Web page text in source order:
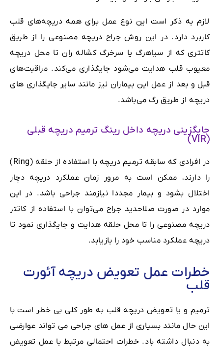
لازم به ذکر است این نوع عمل برای همه دریچه‌های قلب
کاربرد دارد. در این روش جراح دریچه مصنوعی را از طریق
کاتتری که از سیاهرگ یا سرخرگ کشاله ران تا محل دریچه
معیوب قلب هدایت می‌شود جایگذاری می‌کند. مراقبت‌های
قبل و بعد از عمل این بیماران نیز مانند سایر جایگذاری های
دریچه از طریق رگ می‌باشد.
جایگزینی دریچه داخل رینگ ترمیم دریچه قبلی
(VIR)
در افرادی که سابقه ترمیم دریچه با استفاده از حلقه (Ring)
را دارند، ممکن است به مرور زمان عملکرد دریچه دچار
اختلال بشود و بیمار مجددا نیازمند جراحی باشد. در این
موارد در صورت صلاحدید جراح می‌توان با استفاده از کاتتر
دریچه مصنوعی را تا محل حلقه هدایت و جایگذاری نمود تا
دریچه عملکرد مناسب خود را بازیابد.
خطرات عمل تعویض دریچه آئورت
قلب
ترمیم و یا تعویض دریچه قلب به طور کلی بی خطر است با
این حال مانند بسیاری از عمل های جراحی می تواند عوارضی
به دنبال داشته باد. خطرات احتمالی مرتبط با عمل تعویض